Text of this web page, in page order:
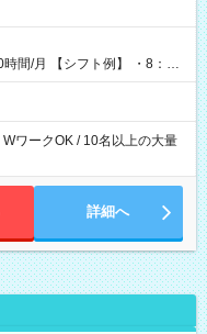
・8：00
ワークOK / 10名以上の大量
詳細へ